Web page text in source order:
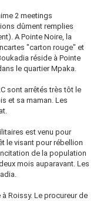
2 meetings
dûment remplies
A Pointe Noire, la
"carton rouge" et
réside à Pointe
le quartier Mpaka.
sont arrêtés très tôt le
et sa maman. Les
est venu pour
le visant pour rébellion
de la population
mois auparavant. Les
Roissy. Le procureur de